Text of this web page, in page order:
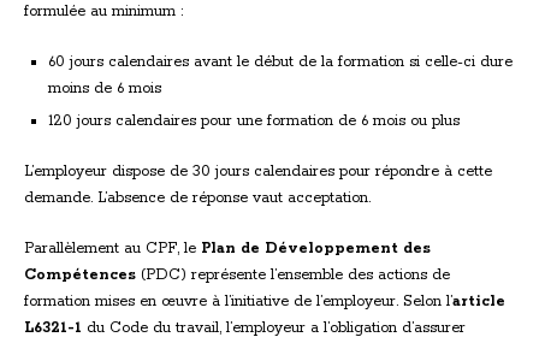
formulée au minimum :
60 jours calendaires avant le début de la formation si celle-ci dure
moins de 6 mois
120 jours calendaires pour une formation de 6 mois ou plus
L’employeur dispose de 30 jours calendaires pour répondre à cette
demande. L’absence de réponse vaut acceptation.
Parallèlement au CPF, le Plan de Développement des
Compétences (PDC) représente l’ensemble des actions de
formation mises en œuvre à l’initiative de l’employeur. Selon l’article
L6321-1 du Code du travail, l’employeur a l’obligation d’assurer